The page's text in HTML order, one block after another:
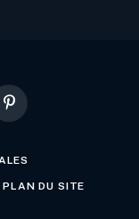
Pinterest
PLAN DU SITE